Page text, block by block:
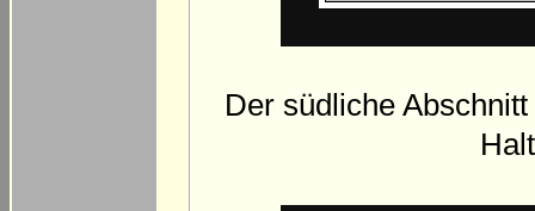
Der südliche